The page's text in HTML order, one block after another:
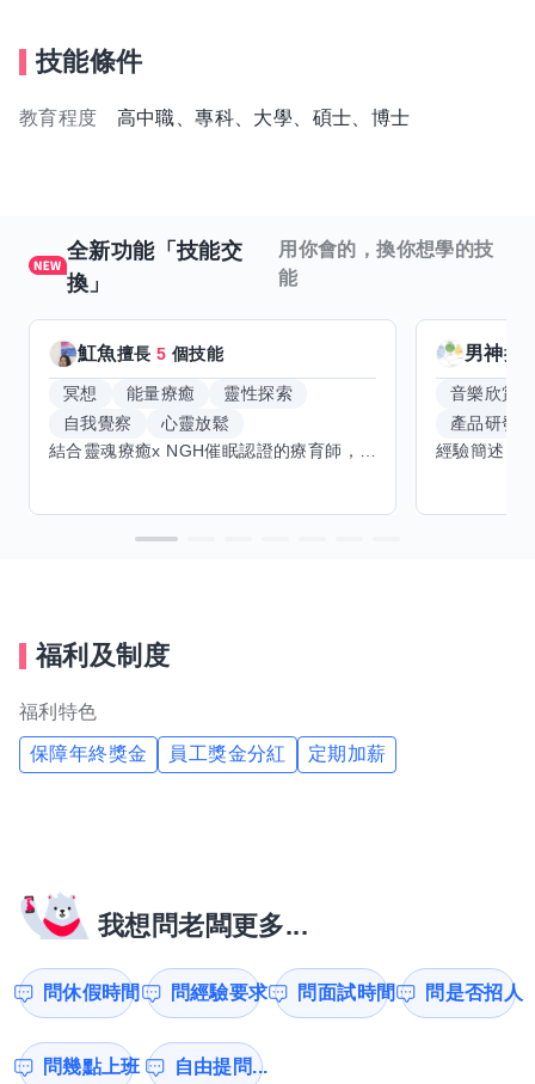
技能條件
教育程度 高中職、專科、大學、碩士、博士
全新功能「技能交
換」
用你會的，換你想學的技
能
魟魚擅長5 個技能
冥想 能量療癒
靈性探索
自我覺察
心靈放鬆
男神擅
音樂欣賞
產品研發
福利及制度
福利特色
保障年終獎金 員工獎金分紅 定期加薪
我想問老闆更多...
問休假時間 問經驗要求 問面試時間 問是否招人
問幾點上班 自由提問...